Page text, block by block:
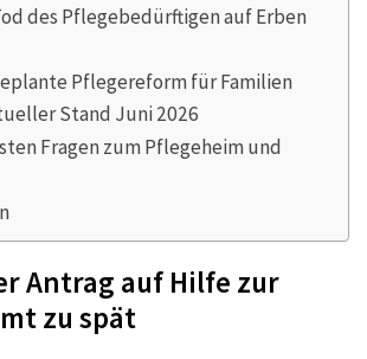
des Pflegebedürftigen auf Erben
Pflegereform für Familien
Stand Juni 2026
Fragen zum Pflegeheim und
Antrag auf Hilfe zur
zu spät